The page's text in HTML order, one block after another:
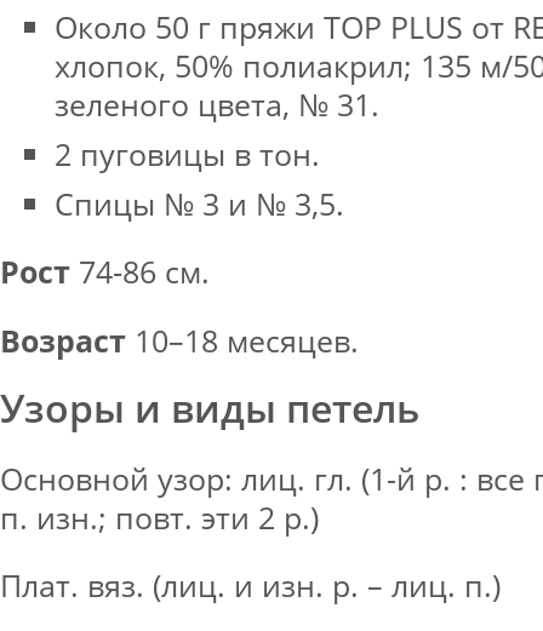
Около 50 г пряжи TOP PLUS от
хлопок, 50% полиакрил; 135 м/
зеленого цвета, № 31.
2 пуговицы в тон.
Спицы № 3 и № 3,5.
Рост 74‑86 см.
Возраст 10–18 месяцев.
Узоры и виды петель
Основной узор: лиц. гл. (1-й р. : все
п. изн.; повт. эти 2 р.)
Плат. вяз. (лиц. и изн. р. – лиц. п.)